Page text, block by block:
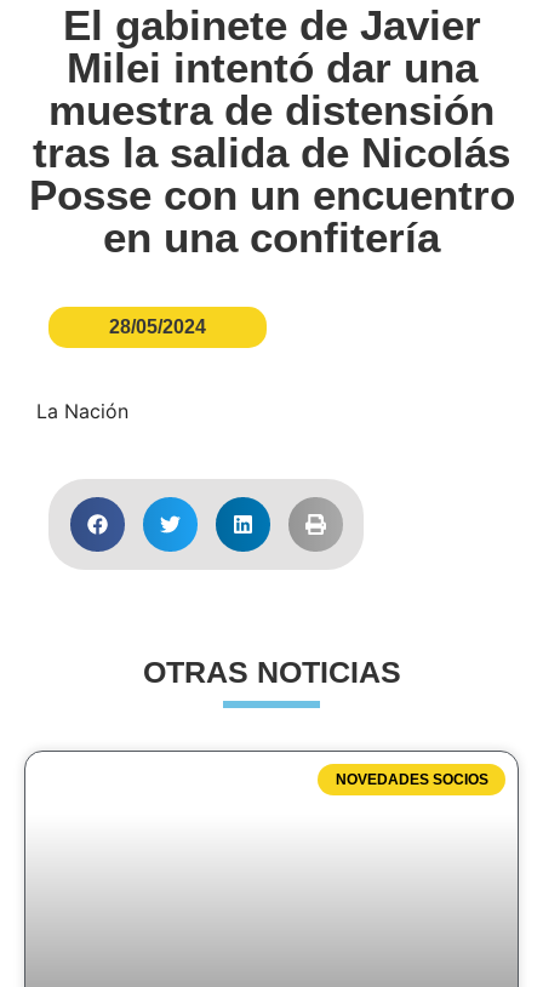
El gabinete de Javier
Milei intentó dar una
muestra de distensión
tras la salida de Nicolás
Posse con un encuentro
en una confitería
28/05/2024
La Nación
OTRAS NOTICIAS
NOVEDADES SOCIOS